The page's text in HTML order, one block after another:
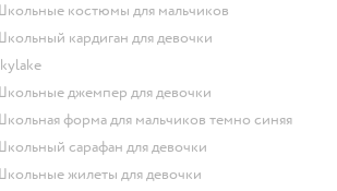
Школьные костюмы для мальчиков
Школьный кардиган для девочки
Skylake
Школьные джемпер для девочки
Школьная форма для мальчиков темно синяя
Школьный сарафан для девочки
Школьные жилеты для девочки